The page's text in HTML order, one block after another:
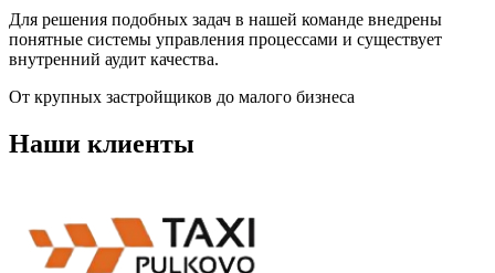
Для решения подобных задач в нашей команде внедрены
понятные системы управления процессами и существует
внутренний аудит качества.
От крупных застройщиков до малого бизнеса
Наши клиенты